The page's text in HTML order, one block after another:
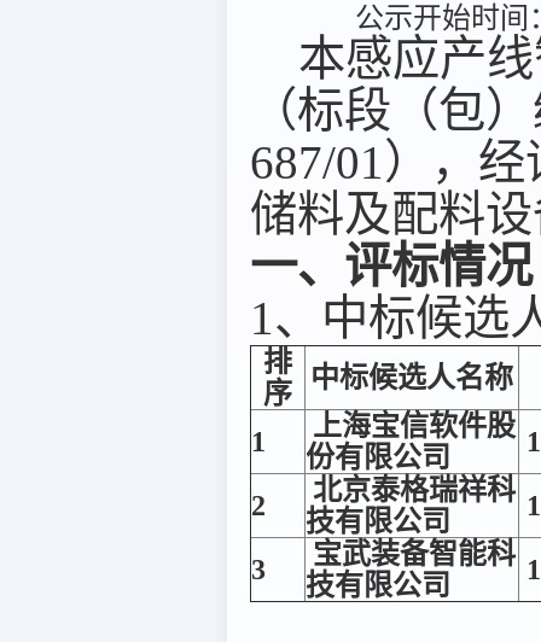
公示开始时间
本感应产线
（标段（包
687/01），
储料及配料
一、评标情况
1、中标候选
排
序
中标候选人名称
1
上海宝信软件股
份有限公司
2
北京泰格瑞祥科
技有限公司
3
宝武装备智能科
技有限公司